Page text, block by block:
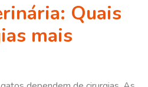
Quais
mais